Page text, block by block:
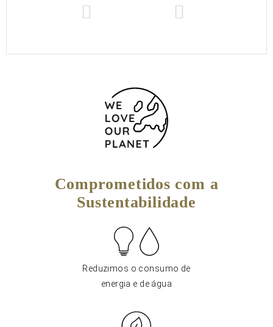
Comprometidos com a
Sustentabilidade
Reduzimos o consumo de
energia e de água